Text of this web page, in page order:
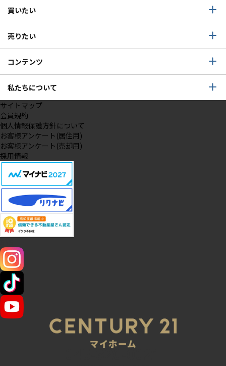
買いたい
売りたい
コンテンツ
私たちについて
サイトマップ
会員規約
個人情報保護方針について
お客様アンケート(居住用)
お客様アンケート(売却用)
採用情報